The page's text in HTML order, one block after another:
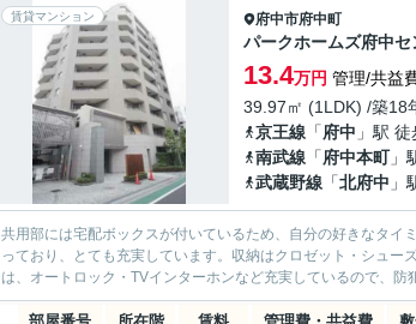
賃貸マンション 府中市府中町
パークホームズ府中
13.4万円 管理/共益
39.97㎡ (1LDK) /築18
京王線 「府中 」駅
南武線 「府中本町」
武蔵野線 「北府中 」
共用部には宅配ボックスが付いているため、自分の好きなタ
っており、とても充実しています。収納はクロゼット・シュ
は、オートロック・TVインターホンなど充実しているので、